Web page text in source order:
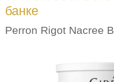
банке
Perron Rigot Nacrеe